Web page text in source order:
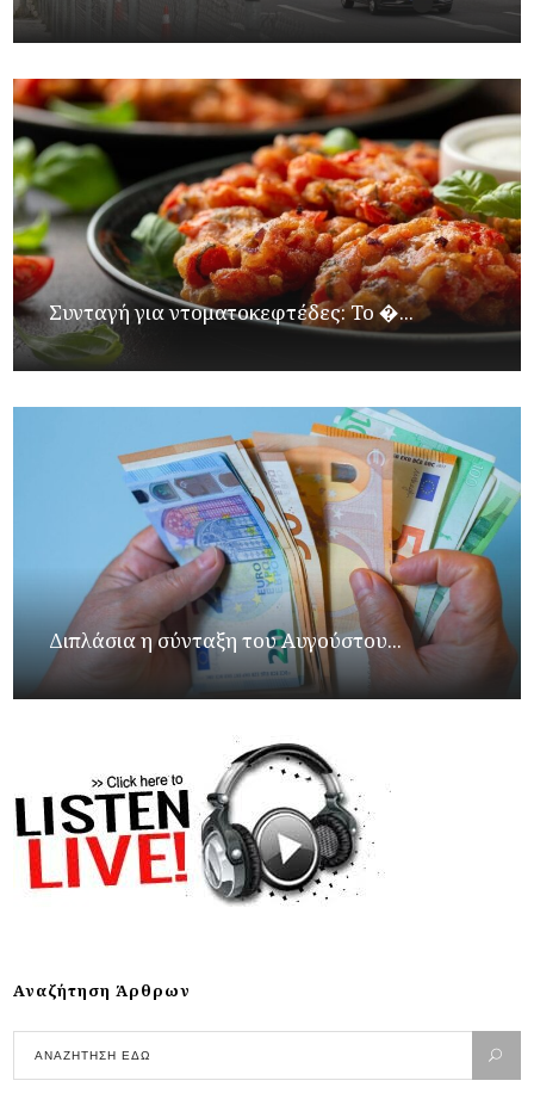
Συνταγή για ντοματοκεφτέδες: Το �...
Διπλάσια η σύνταξη του Αυγούστου...
Αναζήτηση Άρθρων